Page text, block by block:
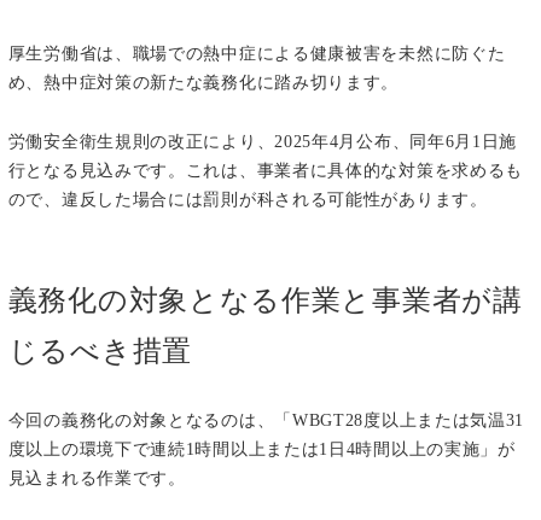
厚生労働省は、職場での熱中症による健康被害を未然に防ぐた
め、熱中症対策の新たな義務化に踏み切ります。
労働安全衛生規則の改正により、2025年4月公布、同年6月1日施
行となる見込みです。これは、事業者に具体的な対策を求めるも
ので、違反した場合には罰則が科される可能性があります。
義務化の対象となる作業と事業者が講
じるべき措置
今回の義務化の対象となるのは、「WBGT28度以上または気温31
度以上の環境下で連続1時間以上または1日4時間以上の実施」が
見込まれる作業です。